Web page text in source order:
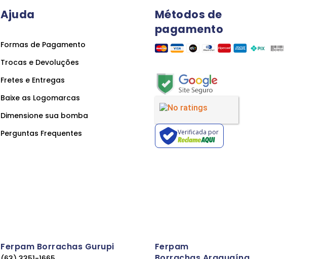
Ajuda
Formas de Pagamento
Trocas e Devoluções
Fretes e Entregas
Baixe as Logomarcas
Dimensione sua bomba
Perguntas Frequentes
Métodos de
pagamento
Verificada por
Ferpam Borrachas Gurupi
Ferpam